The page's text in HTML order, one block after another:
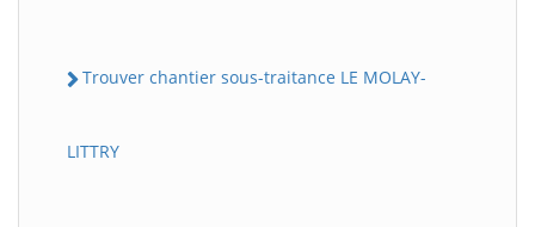
Trouver chantier sous-traitance LE MOLAY-
LITTRY